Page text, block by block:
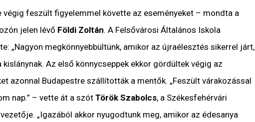
végig feszült figyelemmel követte az eseményeket – mondta a
jelen lévő Földi Zoltán. A Felsővárosi Általános Iskola
„Nagyon megkönnyebbültünk, amikor az újraélesztés sikerrel járt,
Az első könnycseppek ekkor gördültek végig az
azonnal Budapestre szállították a mentők. „Feszült várakozással
nap.” – vette át a szót Török Szabolcs, a Székesfehérvári
„Igazából akkor nyugodtunk meg, amikor az édesanya